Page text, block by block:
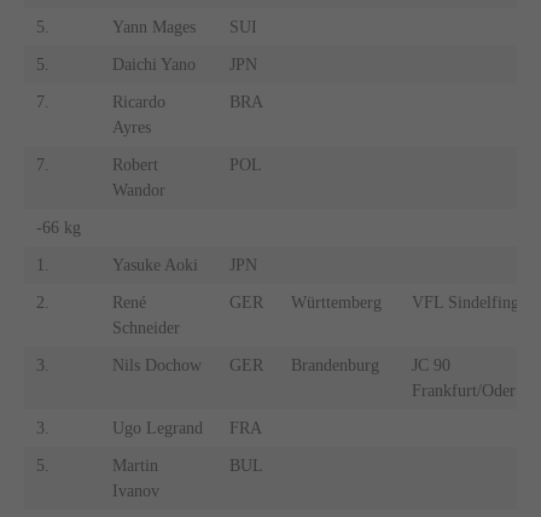
5. Yann Mages SUI
5. Daichi Yano JPN
7.
Ricardo
Ayres
BRA
7.
Robert
Wandor
POL
-66 kg
1. Yasuke Aoki JPN
2.
René
Schneider
GER Württemberg VFL Sindelfingen
3. Nils Dochow GER Brandenburg
JC 90
Frankfurt/Oder
3. Ugo Legrand FRA
5.
Martin
Ivanov
BUL